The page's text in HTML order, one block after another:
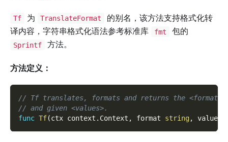
Tf 为 TranslateFormat
的别名，该方法支持格式化转
译内容，字符串格式化语法参考标准库
fmt 包的
Sprintf 方法。
方法定义：
// Tf translates, formats and returns the <format>
// and given <values>.
func Tf(ctx context . Context , format string, values